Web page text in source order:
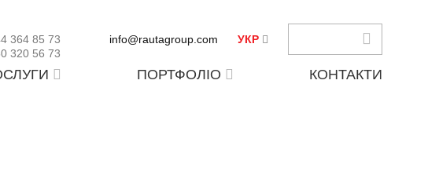
364 85 73
320 56 73
info@rautagroup.com УКР
ПОРТФОЛІО КОНТАКТИ